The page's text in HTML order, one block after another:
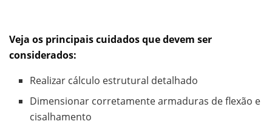
Veja os principais cuidados que devem ser
considerados:
Realizar cálculo estrutural detalhado
Dimensionar corretamente armaduras de flexão e
cisalhamento